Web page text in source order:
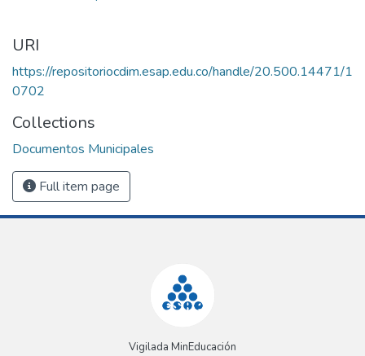
URI
https://repositoriocdim.esap.edu.co/handle/20.500.14471/1
0702
Collections
Documentos Municipales
Full item page
Vigilada MinEducación